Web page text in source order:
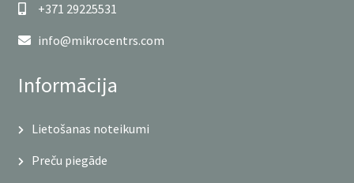
+371 29225531
info@mikrocentrs.com
Informācija
Lietošanas noteikumi
Preču piegāde